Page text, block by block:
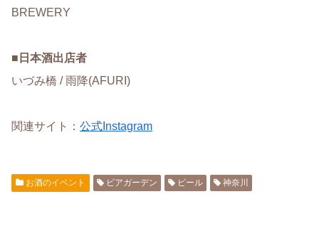
BREWERY
■ 日本酒出店者
いづみ橋 / 雨降(AFURI)
関連サイト： 公式Instagram
お酒のイベント ビアガーデン ビール 神奈川